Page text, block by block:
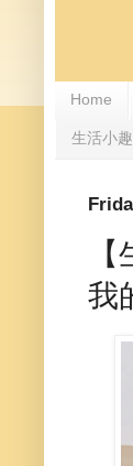
Home
生活小
我